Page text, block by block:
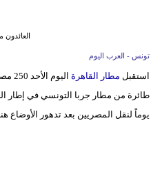
العائدون
تونس - العرب اليوم
استقبل مطار القاهرة
يوماً لنقل المصريين بعد تدهور الأوضاع